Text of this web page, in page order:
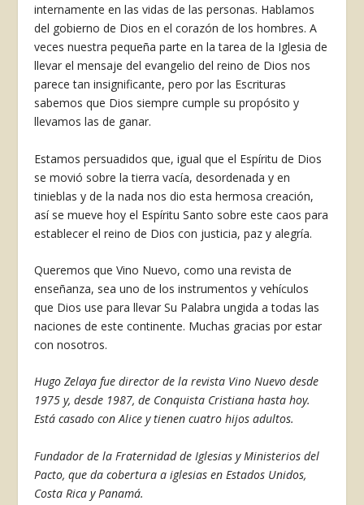
internamente en las vidas de las personas. Hablamos
del gobierno de Dios en el corazón de los hombres. A
veces nuestra pequeña parte en la tarea de la Iglesia de
llevar el mensaje del evangelio del reino de Dios nos
parece tan insignificante, pero por las Escrituras
sabemos que Dios siempre cumple su propósito y
llevamos las de ganar.
Estamos per­suadidos que, igual que el Espíritu de Dios
se movió sobre la tierra va­cía, desordenada y en
tinieblas y de la nada nos dio esta hermosa creación,
así se mueve hoy el Espí­ritu Santo sobre este caos para
es­tablecer el reino de Dios con jus­ticia, paz y alegría.
Queremos que Vino Nuevo, como una revista de
enseñanza, sea uno de los instrumentos y vehículos
que Dios use para llevar Su Palabra ungida a todas las
naciones de este continente. Muchas gracias por estar
con nosotros.
Hugo Zelaya fue director de la revista Vino Nuevo desde
1975 y, desde 1987, de Conquista Cristiana hasta hoy.
Está casado con Alice y tienen cuatro hijos adultos.
Fundador de la Fraternidad de Iglesias y Ministerios del
Pacto, que da cobertura a iglesias en Estados Unidos,
Costa Rica y Panamá.